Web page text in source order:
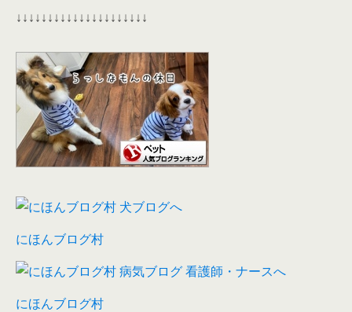
↓↓↓↓↓↓↓↓↓↓↓↓↓↓↓↓↓↓↓↓↓
にほんブログ村
にほんブログ村